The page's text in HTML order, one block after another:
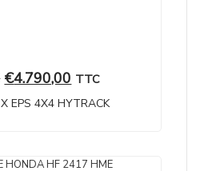
€4.790,00 TTC
EPS 4X4 HYTRACK